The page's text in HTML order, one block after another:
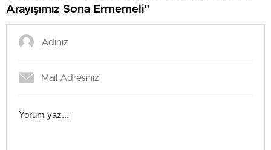
Arayışımız Sona Ermemeli”